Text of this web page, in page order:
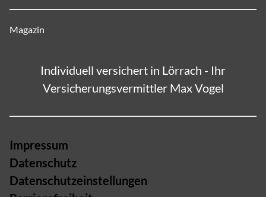
Magazin
Individuell versichert in Lörrach - Ihr
Versicherungsvermittler Max Vogel
Impressum
Datenschutz
Datenschutzeinstellungen